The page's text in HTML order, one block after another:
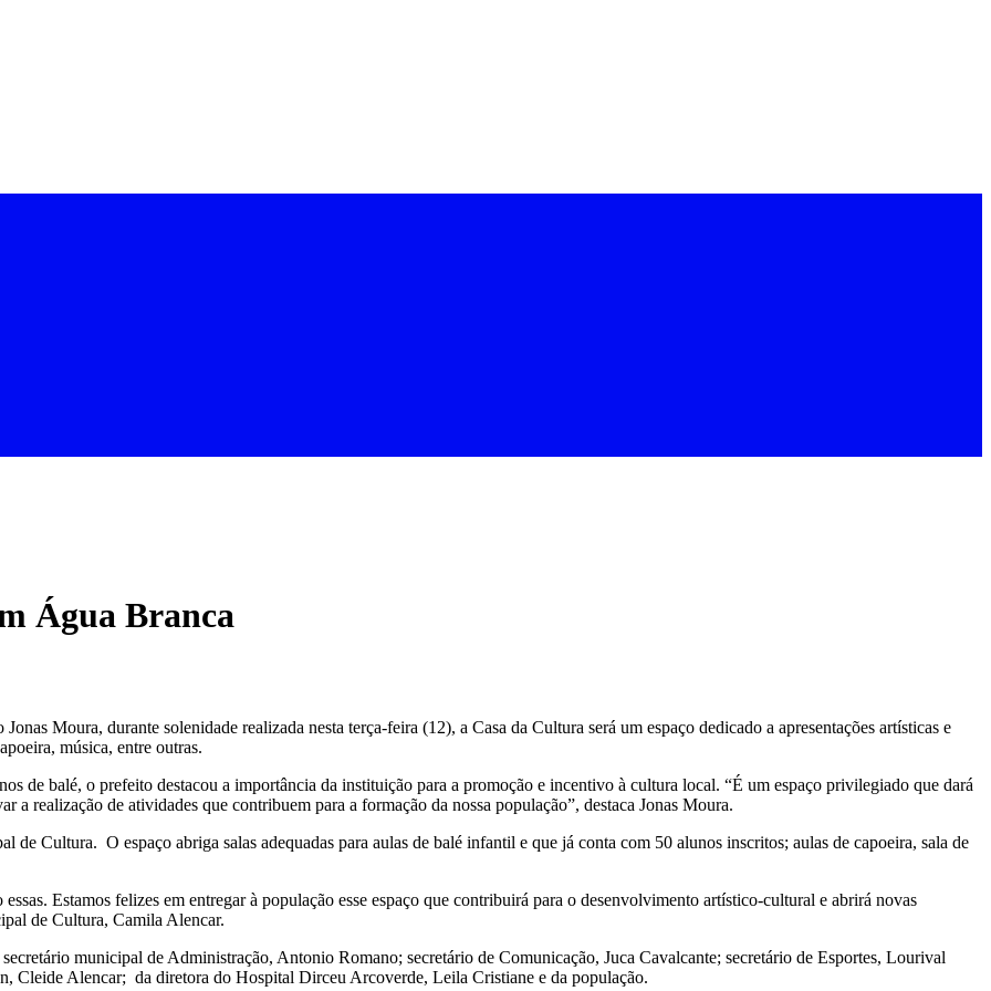
Água Branca
Moura, durante solenidade realizada nesta terça-feira (12), a Casa da Cultura será um espaço dedicado a apresentações artísticas e
música, entre outras.
de balé, o prefeito destacou a importância da instituição para a promoção e incentivo à cultura local. “É um espaço privilegiado que dará
a realização de atividades que contribuem para a formação da nossa população”, destaca Jonas Moura.
de Cultura. O espaço abriga salas adequadas para aulas de balé infantil e que já conta com 50 alunos inscritos; aulas de capoeira, sala de
Estamos felizes em entregar à população esse espaço que contribuirá para o desenvolvimento artístico-cultural e abrirá novas
de Cultura, Camila Alencar.
municipal de Administração, Antonio Romano; secretário de Comunicação, Juca Cavalcante; secretário de Esportes, Lourival
Cleide Alencar; da diretora do Hospital Dirceu Arcoverde, Leila Cristiane e da população.